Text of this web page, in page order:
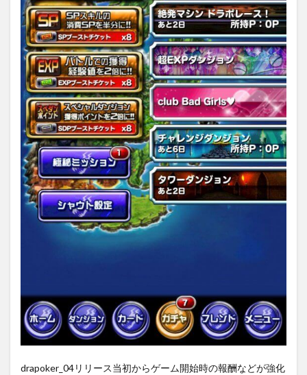
drapoker_04リリース当初からゲーム開始時の報酬などが強化